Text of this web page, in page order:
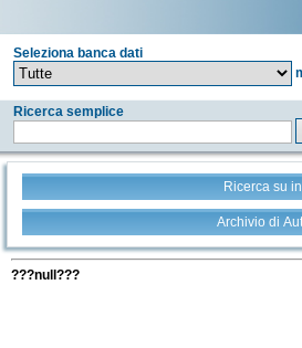
Seleziona banca dati
Ricerca semplice
Ricerca su
Archivio di
???null???